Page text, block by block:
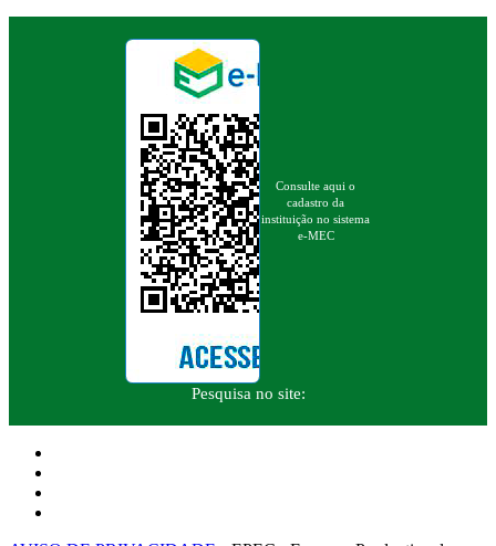
Consulte aqui o
cadastro da
instituição no sistema
e-MEC
Pesquisa no site: